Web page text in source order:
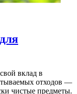
вклад в
отходов —
чистые предметы.